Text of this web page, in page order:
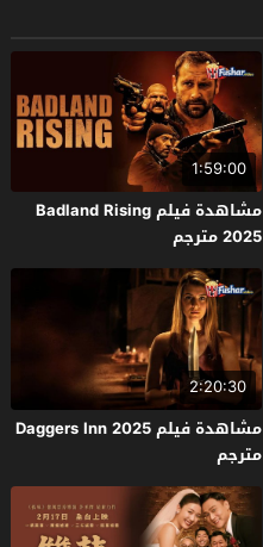
1:59:00
مشاهدة فيلم Badland Rising
2025 مترجم
2:20:30
مشاهدة فيلم Daggers Inn 2025
مترجم